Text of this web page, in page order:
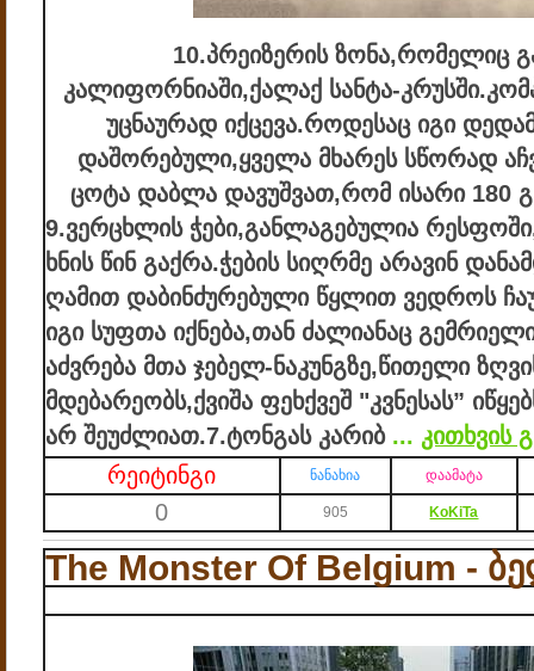
10.პრეიზერის ზონა,რომელიც
კალიფორნიაში,ქალაქ სანტა-
უცნაურად იქცევა.როდესაც იგი
დაშორებული,ყველა მხარეს სწორად
ცოტა დაბლა დავუშვათ,რომ ისარი 180
9.ვერცხლის ჭები,განლაგებულია
ხნის წინ გაქრა.ჭების სიღრმე არავინ
ღამით დაბინძურებული წყლით ვედროს
იგი სუფთა იქნება,თან ძალიანაც
აძვრება მთა ჯებელ-ნაკუნგზე,წითელი
მდებარეობს,ქვიშა ფეხქვეშ "კვნესას”
არ შეუძლიათ.7.ტონგას კარიბ ... კითხვის
რეიტინგი
ნანახია დაამატა
0 905 KoKiTa
The Monster Of Belgium -